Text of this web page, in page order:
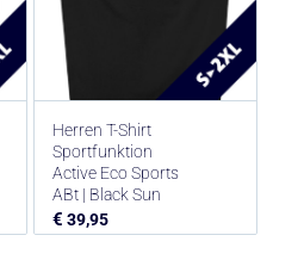
Herren T-Shirt
Sportfunktion
Active Eco Sports
ABt | Black Sun
€ 39,95